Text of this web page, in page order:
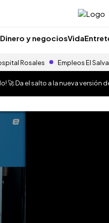
Dinero y negociosVida
Rosales Empleos El
🚀 Da el salto a la nueva versión